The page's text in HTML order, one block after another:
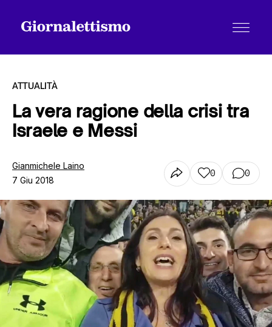
Tutti gli articoli
Chi siamo
Contatti
ATTUALITÀ
La vera ragione della crisi tra
Israele e Messi
Gianmichele Laino
7 Giu 2018
0 0